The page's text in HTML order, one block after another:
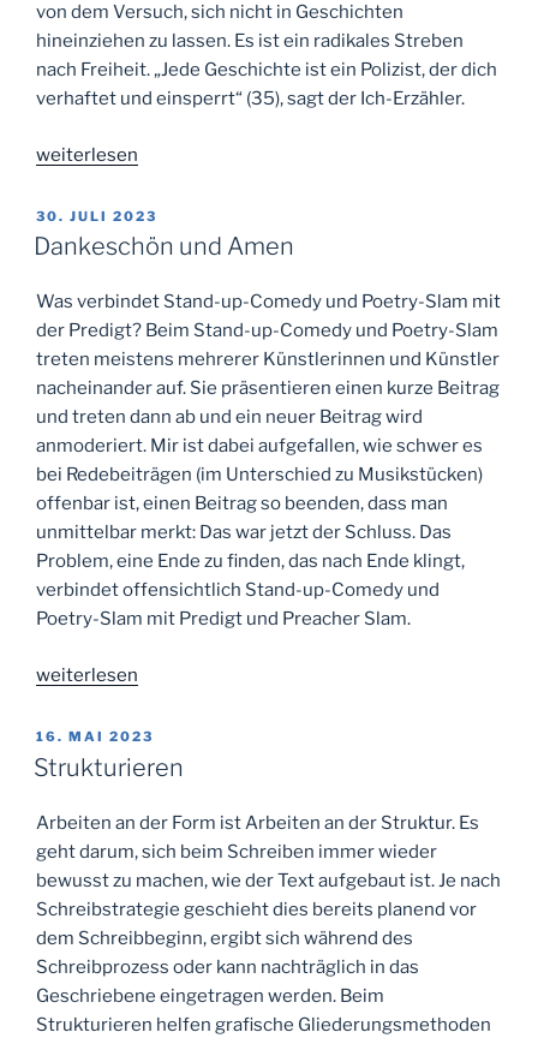
von dem Versuch, sich nicht in Geschichten
hineinziehen zu lassen. Es ist ein radikales Streben
nach Freiheit. „Jede Geschichte ist ein Polizist, der dich
verhaftet und einsperrt“ (35), sagt der Ich-Erzähler.
„Recherchieren
Spuren
lesen“
weiterlesen
VERÖFFENTLICHT
AM
30. JULI 2023
Dankeschön und Amen
Was verbindet Stand-up-Comedy und Poetry-Slam mit
der Predigt? Beim Stand-up-Comedy und Poetry-Slam
treten meistens mehrerer Künstlerinnen und Künstler
nacheinander auf. Sie präsentieren einen kurze Beitrag
und treten dann ab und ein neuer Beitrag wird
anmoderiert. Mir ist dabei aufgefallen, wie schwer es
bei Redebeiträgen (im Unterschied zu Musikstücken)
offenbar ist, einen Beitrag so beenden, dass man
unmittelbar merkt: Das war jetzt der Schluss. Das
Problem, eine Ende zu finden, das nach Ende klingt,
verbindet offensichtlich Stand-up-Comedy und
Poetry-Slam mit Predigt und Preacher Slam.
„Dankeschön
Amen“
weiterlesen
VERÖFFENTLICHT
AM
16. MAI 2023
Strukturieren
Arbeiten an der Form ist Arbeiten an der Struktur. Es
geht darum, sich beim Schreiben immer wieder
bewusst zu machen, wie der Text aufgebaut ist. Je nach
Schreibstrategie geschieht dies bereits planend vor
dem Schreibbeginn, ergibt sich während des
Schreibprozess oder kann nachträglich in das
Geschriebene eingetragen werden. Beim
Strukturieren helfen grafische Gliederungsmethoden